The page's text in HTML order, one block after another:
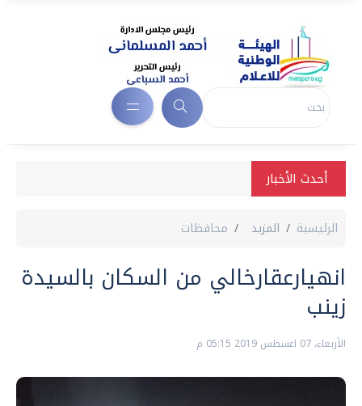
أحدث الأخبار
الرئيسية المزيد محافظات
انهيارعقارخالي من السكان بالسيدة
زينب
الأربعاء، 07 اغسطس 2019 05:15 م